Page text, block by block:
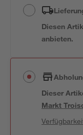
Diesen
anbieten.
Dieser
Markt